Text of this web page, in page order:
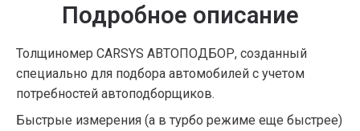
Подробное описание
Толщиномер CARSYS АВТОПОДБОР, созданный
специально для подбора автомобилей с учетом
потребностей автоподборщиков.
Быстрые измерения (а в турбо режиме еще быстрее)